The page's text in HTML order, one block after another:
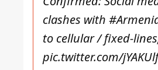
clashes with
to cellular / fixed-
pic.twitter.com/